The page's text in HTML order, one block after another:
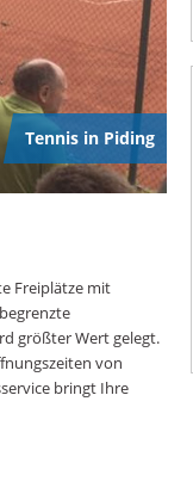
Tennis in Piding
Freiplätze mit
größter Wert gelegt.
von
bringt Ihre